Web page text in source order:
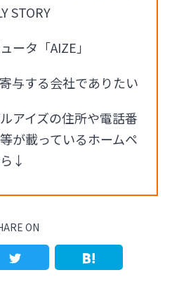
STORY
ータ「AIZE」
与する会社でありたい
アイズの住所や電話番
が載っているホームペ
↓
ON